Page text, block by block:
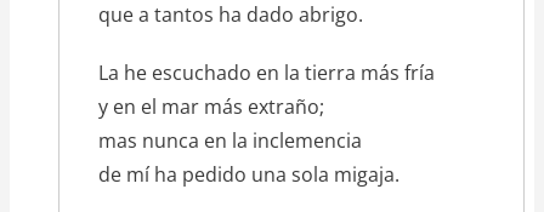
que a tantos ha dado abrigo.
La he escuchado en la tierra más fría
y en el mar más extraño;
mas nunca en la inclemencia
de mí ha pedido una sola migaja.